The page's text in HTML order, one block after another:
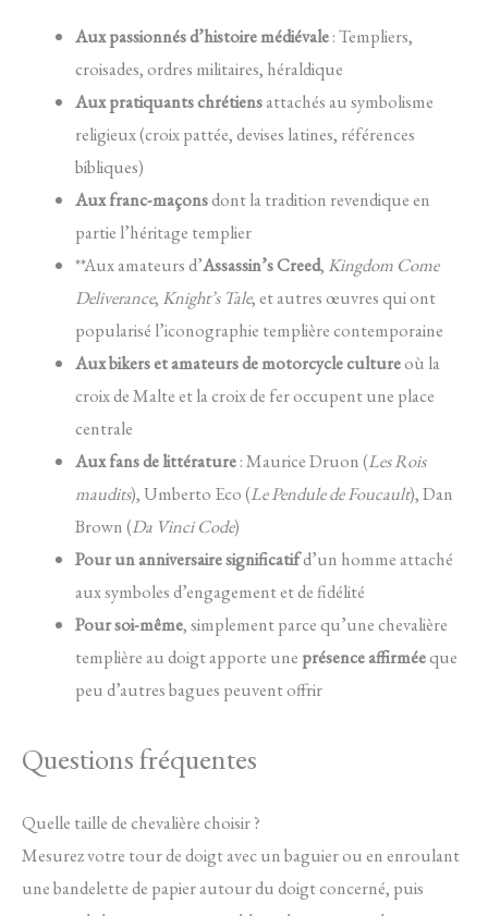
Aux passionnés d’histoire médiévale: Templiers,
croisades, ordres militaires, héraldique
Aux pratiquants chrétiensattachés au symbolisme
religieux (croix pattée, devises latines, références
bibliques)
Aux franc-maçonsdont la tradition revendique en
partie l’héritage templier
**Aux amateurs d’Assassin’s Creed, Kingdom Come
Deliverance, Knight’s Tale, et autres œuvres qui ont
popularisé l’iconographie templière contemporaine
Aux bikers et amateurs de motorcycle cultureoù la
croix de Malte et la croix de fer occupent une place
centrale
Aux fans de littérature: Maurice Druon (Les Rois
maudits), Umberto Eco (Le Pendule de Foucault), Dan
Brown (Da Vinci Code)
Pour un anniversaire significatifd’un homme attaché
aux symboles d’engagement et de fidélité
Pour soi-même, simplement parce qu’une chevalière
templière au doigt apporte une présence affirméeque
peu d’autres bagues peuvent offrir
Questions fréquentes
Quelle taille de chevalière choisir ?
Mesurez votre tour de doigt avec un baguier ou en enroulant
une bandelette de papier autour du doigt concerné, puis